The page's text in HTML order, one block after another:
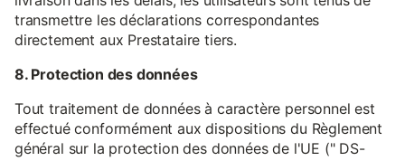
transmettre les déclarations correspondantes
directement aux Prestataire tiers.
8. Protection des données
Tout traitement de données à caractère personnel est
effectué conformément aux dispositions du Règlement
général sur la protection des données de l'UE (" DS-